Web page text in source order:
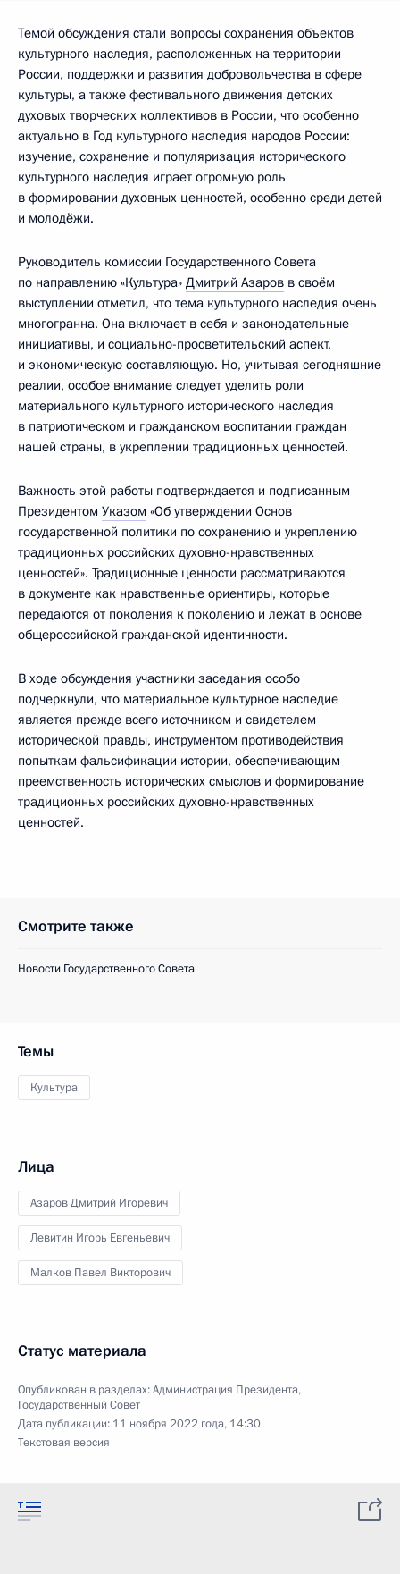
Темой обсуждения стали вопросы сохранения объектов
культурного наследия, расположенных на территории
России, поддержки и развития добровольчества в сфере
культуры, а также фестивального движения детских
духовых творческих коллективов в России, что особенно
актуально в Год культурного наследия народов России:
изучение, сохранение и популяризация исторического
культурного наследия играет огромную роль
в формировании духовных ценностей, особенно среди детей
и молодёжи.
Руководитель комиссии Государственного Совета
по направлению «Культура» Дмитрий Азаров в своём
выступлении отметил, что тема культурного наследия очень
многогранна. Она включает в себя и законодательные
инициативы, и социально­-просветительский аспект,
и экономическую составляющую. Но, учитывая сегодняшние
реалии, особое внимание следует уделить роли
материального культурного исторического наследия
в патриотическом и гражданском воспитании граждан
нашей страны, в укреплении традиционных ценностей.
Важность этой работы подтверждается и подписанным
Президентом Указом «Об утверждении Основ
государственной политики по сохранению и укреплению
традиционных российских духовно-нравственных
ценностей». Традиционные ценности рассматриваются
в документе как нравственные ориентиры, которые
передаются от поколения к поколению и лежат в основе
общероссийской гражданской идентичности.
В ходе обсуждения участники заседания особо
подчеркнули, что материальное культурное наследие
является прежде всего источником и свидетелем
исторической правды, инструментом противодействия
попыткам фальсификации истории, обеспечивающим
преемственность исторических смыслов и формирование
традиционных российских духовно-­нравственных
ценностей.
Смотрите также
Новости Государственного Совета
Темы
Культура
Лица
Азаров Дмитрий Игоревич
Левитин Игорь Евгеньевич
Малков Павел Викторович
Статус материала
Опубликован в разделах:Администрация Президента,
Государственный Совет
Дата публикации: 11 ноября 2022 года, 14:30
Текстовая версия